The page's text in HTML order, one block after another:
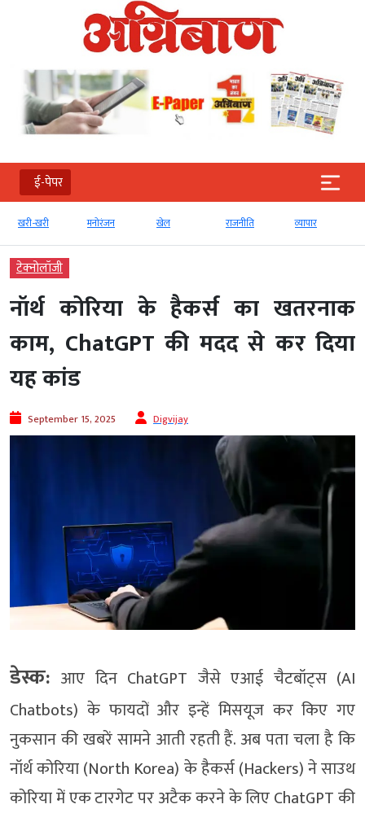
ई-पेपर
खरी-खरी मनोरंजन खेल राजनीति व्‍यापार
टेक्‍नोलॉजी
नॉर्थ कोरिया के हैकर्स का खतरनाक
काम, ChatGPT की मदद से कर दिया
यह कांड
September 15, 2025 Digvijay
डेस्क: आए दिन ChatGPT जैसे एआई चैटबॉट्स (AI
Chatbots) के फायदों और इन्हें मिसयूज कर किए गए
नुकसान की खबरें सामने आती रहती हैं. अब पता चला है कि
नॉर्थ कोरिया (North Korea) के हैकर्स (Hackers) ने साउथ
कोरिया में एक टारगेट पर अटैक करने के लिए ChatGPT की